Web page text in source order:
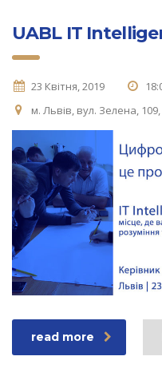
UABL IT
23 Квітня, 2019
м. Львів, вул. Зелена,
read more